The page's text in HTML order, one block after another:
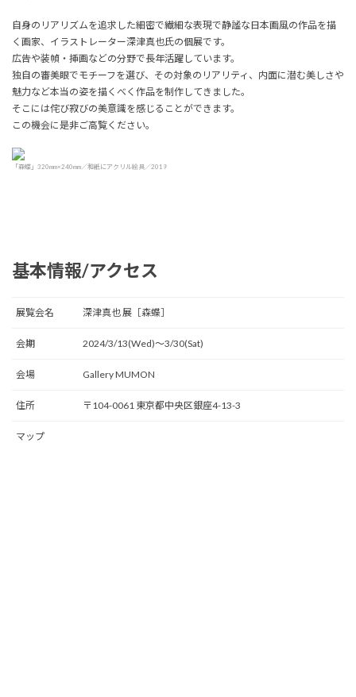
自身のリアリズムを追求した細密で繊細な表現で静謐な日本画風の作品を描
く画家、イラストレーター深津真也氏の個展です。
広告や装幀・挿画などの分野で長年活躍しています。
独自の審美眼でモチーフを選び、その対象のリアリティ、内面に潜む美しさや
魅力など本当の姿を描くべく作品を制作してきました。
そこには侘び寂びの美意識を感じることができます。
この機会に是非ご高覧ください。
「森蝶」320mm×240mm／和紙にアクリル絵具／2019
基本情報/アクセス
展覧会名 深津真也 展［森蝶］
会期 2024/3/13(Wed)〜3/30(Sat)
会場 Gallery MUMON
住所 〒104-0061 東京都中央区銀座4-13-3
マップ